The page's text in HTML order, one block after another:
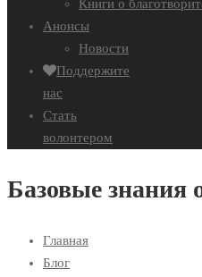
Книги о
Анонсы
Новости
Поддержите
нас
Стать
волонтером
Базовые знания
Главная
Блог